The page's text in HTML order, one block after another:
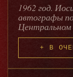
1962 год.
автографы
Центральном
терпеливо
Василий
Козловский
+ В